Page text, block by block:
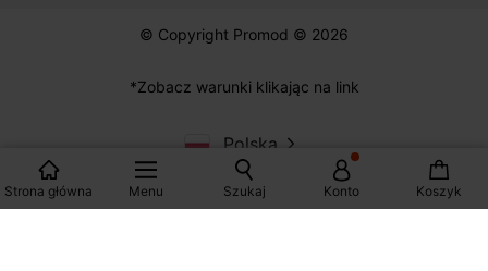
Strona główna Menu Szukaj Konto Koszyk
© Copyright Promod © 2026
*Zobacz warunki klikając na link
Polska